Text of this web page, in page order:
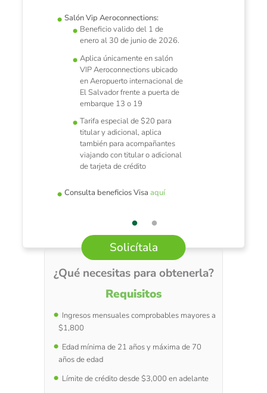
Salón Vip Aeroconnections:
Beneficio valido del 1 de
enero al 30 de junio de 2026.
Aplica únicamente en salón
VIP Aeroconnections ubicado
en Aeropuerto internacional de
El Salvador frente a puerta de
embarque 13 o 19
Tarifa especial de $20 para
titular y adicional, aplica
también para acompañantes
viajando con titular o adicional
de tarjeta de crédito
Consulta beneficios Visa aquí
Solicítala
¿Qué necesitas para obtenerla?
Requisitos
Ingresos mensuales comprobables mayores a
$1,800
Edad mínima de 21 años y máxima de 70
años de edad
Límite de crédito desde $3,000 en adelante